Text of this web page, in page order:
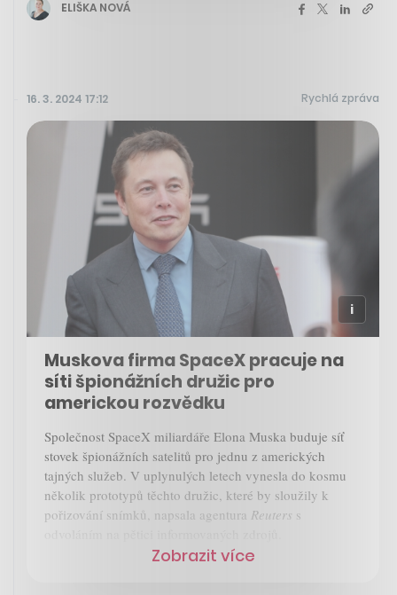
ELIŠKA NOVÁ
16. 3. 2024 17:12 Rychlá zpráva
Muskova firma SpaceX pracuje na
síti špionážních družic pro
americkou rozvědku
Společnost SpaceX miliardáře Elona Muska buduje síť
stovek špionážních satelitů pro jednu z amerických
tajných služeb. V uplynulých letech vynesla do kosmu
několik prototypů těchto družic, které by sloužily k
pořizování snímků, napsala agentura Reuters s
Zobrazit více